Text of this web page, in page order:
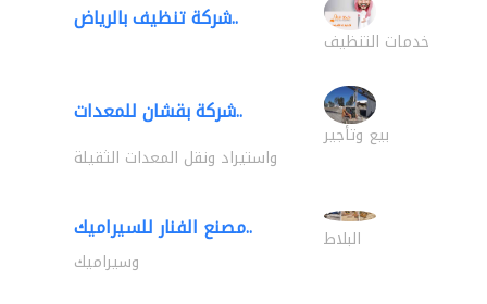
شركة تنظيف بالرياض..
خدمات التنظيف
شركة بقشان للمعدات..
بيع وتأجير
واستيراد ونقل المعدات الثقيلة
مصنع الفنار للسيراميك.. البلاط
وسيراميك